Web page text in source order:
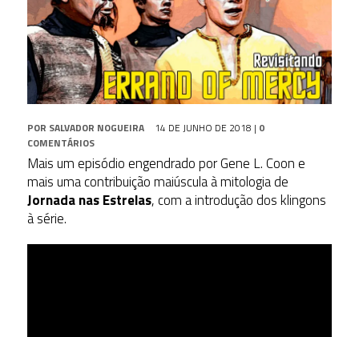
POR SALVADOR NOGUEIRA 14 DE JUNHO DE 2018 | 0
COMENTÁRIOS
Mais um episódio engendrado por Gene L. Coon e
mais uma contribuição maiúscula à mitologia de
Jornada nas Estrelas, com a introdução dos klingons
à série.